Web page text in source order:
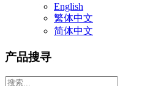
English
繁体中文
简体中文
产品搜寻